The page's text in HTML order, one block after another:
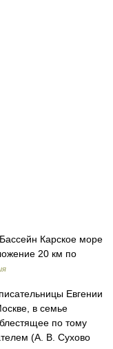
Карское море
20 км по
Евгении
в семье
по тому
(А. В. Сухово